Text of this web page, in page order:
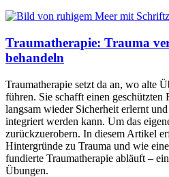
Traumatherapie: Trauma
behandeln
Traumatherapie setzt da an, wo alte
führen. Sie schafft einen geschützten
langsam wieder Sicherheit erlernt
integriert werden kann. Um das
zurückzuerobern. In diesem Artikel
Hintergründe zu Trauma und wie
fundierte Traumatherapie abläuft –
Übungen.